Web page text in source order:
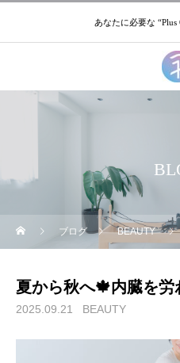
あなたに必要な “Plus
ブログ BEAUTY
夏から秋へ🍁内臓を
2025.09.21 BEAUTY